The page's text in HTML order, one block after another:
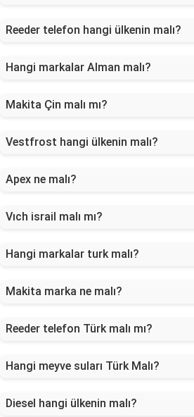
Reeder telefon hangi ülkenin malı?
Hangi markalar Alman malı?
Makita Çin malı mı?
Vestfrost hangi ülkenin malı?
Apex ne malı?
Vıch israil malı mı?
Hangi markalar turk malı?
Makita marka ne malı?
Reeder telefon Türk malı mı?
Hangi meyve suları Türk Malı?
Diesel hangi ülkenin malı?